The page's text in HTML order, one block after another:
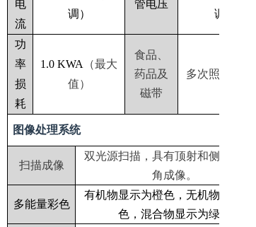
电
流
调）
管电压
调）
功
率
损
耗
1.0 KWA
（最大
值）
食品、
药品及
磁带
多次照射无影
图像处理系统
扫描成像
双光源扫描，具有顶射和侧射两个
角成像。
多能量彩色
有机物显示为橙色，无机物显示为
色，混合物显示为绿色